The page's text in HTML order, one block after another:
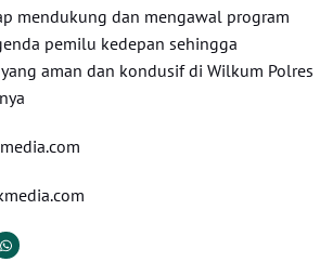
mendukung dan mengawal program
pemilu kedepan sehingga
aman dan kondusif di Wilkum Polres